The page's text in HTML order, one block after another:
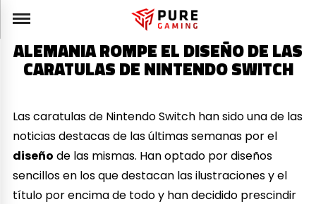
ALEMANIA ROMPE EL DISEÑO DE LAS
CARATULAS DE NINTENDO SWITCH
Las caratulas de Nintendo Switch han sido una de las
noticias destacas de las últimas semanas por el
diseño de las mismas. Han optado por diseños
sencillos en los que destacan las ilustraciones y el
título por encima de todo y han decidido prescindir